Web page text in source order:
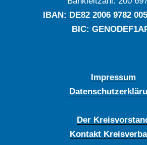
IBAN: DE‍82 ‍2006 ‍9782
BIC:
Impressum
Der
Kontakt